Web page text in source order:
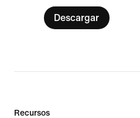
Descargar
Recursos